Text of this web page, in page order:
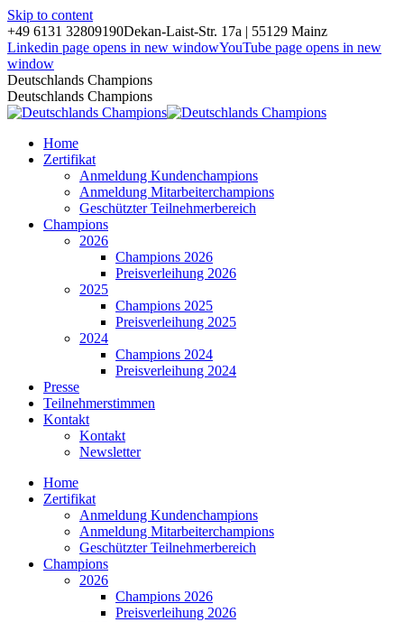
Skip to content
+49 6131 32809190Dekan-Laist-Str. 17a | 55129 Mainz
Linkedin page opens in new windowYouTube page opens in new
window
Deutschlands Champions
Deutschlands Champions
Home
Zertifikat
Anmeldung Kundenchampions
Anmeldung Mitarbeiterchampions
Geschützter Teilnehmerbereich
Champions
2026
Champions 2026
Preisverleihung 2026
2025
Champions 2025
Preisverleihung 2025
2024
Champions 2024
Preisverleihung 2024
Presse
Teilnehmerstimmen
Kontakt
Kontakt
Newsletter
Home
Zertifikat
Anmeldung Kundenchampions
Anmeldung Mitarbeiterchampions
Geschützter Teilnehmerbereich
Champions
2026
Champions 2026
Preisverleihung 2026